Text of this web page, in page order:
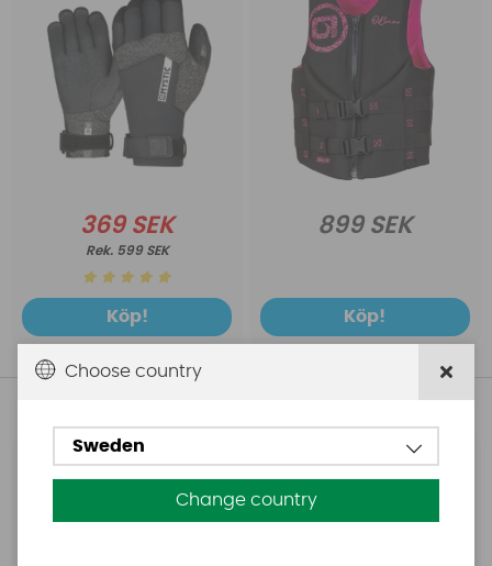
369 SEK
599 SEK
Köp!
899 SEK
Köp!
C-Skins Wired 5mm
Hidden Split Toe Boots
C-Skins Element 3:2
Junior Shorty
Choose country
Sweden
Change country